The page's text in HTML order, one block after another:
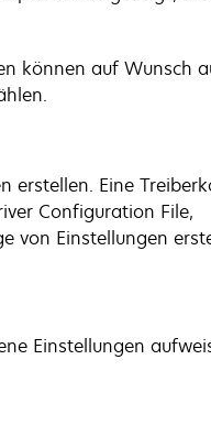
können auf Wunsch
erstellen. Eine
Configuration File,
von Einstellungen
Einstellungen